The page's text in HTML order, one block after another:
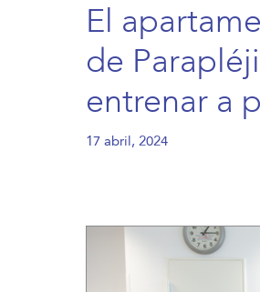
El
de
entrenar a
17 abril, 2024